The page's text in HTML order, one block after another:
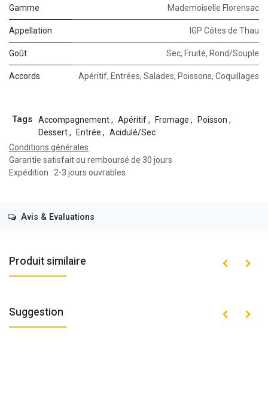
Gamme Mademoiselle Florensac
Appellation IGP Côtes de Thau
Goût Sec, Fruité, Rond/Souple
Accords Apéritif, Entrées, Salades, Poissons, Coquillages
Tags Accompagnement, Apéritif, Fromage , Poisson ,
Dessert, Entrée , Acidulé/Sec
Conditions générales
Garantie satisfait ou remboursé de 30 jours
Expédition : 2-3 jours ouvrables
Avis & Evaluations
Produit similaire
Suggestion